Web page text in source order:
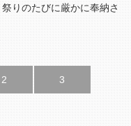
りのたびに厳かに奉納さ
2 3